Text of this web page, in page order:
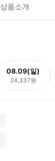
상품소개
08.09(일)
24,337원